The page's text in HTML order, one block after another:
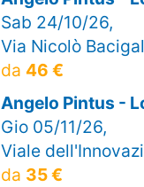
Sab 24/10/26,
Via Nicolò
da 46 €
Angelo Pintus -
Gio 05/11/26,
Viale
da 35 €